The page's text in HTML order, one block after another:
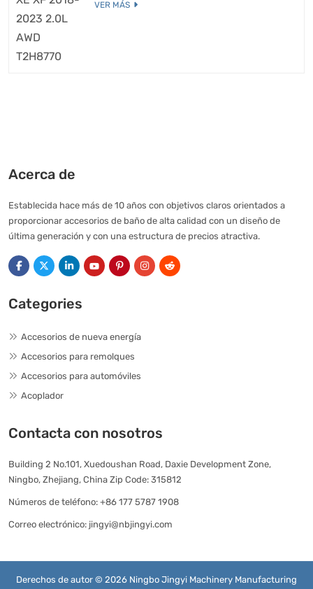
VER MÁS
Acerca de
Establecida hace más de 10 años con objetivos claros orientados a
proporcionar accesorios de baño de alta calidad con un diseño de
última generación y con una estructura de precios atractiva.
Categories
Accesorios de nueva energía
Accesorios para remolques
Accesorios para automóviles
Acoplador
Contacta con nosotros
Building 2 No.101, Xuedoushan Road, Daxie Development Zone,
Ningbo, Zhejiang, China Zip Code: 315812
Números de teléfono: +86 177 5787 1908
Correo electrónico: jingyi@nbjingyi.com
Derechos de autor © 2026 Ningbo Jingyi Machinery Manufacturing